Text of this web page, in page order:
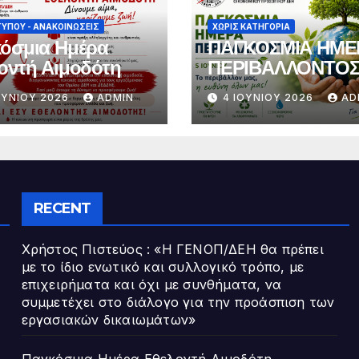
- ΑΝΑΚΟΙΝΏΣΕΙΣ
Ημέρα
Αιμοδότη
2026 ADMIN
ΧΩΡΊΣ ΚΑΤΗΓΟΡΊΑ
ΠΑΓΚΟΣΜΙΑ
ΠΕΡΙΒΑΛΛΟΝΤΟΣ
4 ΙΟΥΝΊΟΥ 2026
RECENT
Χρήστος Πιστεύος : «Η ΓΕΝΟΠ/ΔΕΗ θα πρέπει
με το ίδιο ενωτικό και συλλογικό τρόπο, με
επιχειρήματα και όχι με συνθήματα, να
συμμετέχει στο διάλογο για την προάσπιση των
εργασιακών δικαιωμάτων»